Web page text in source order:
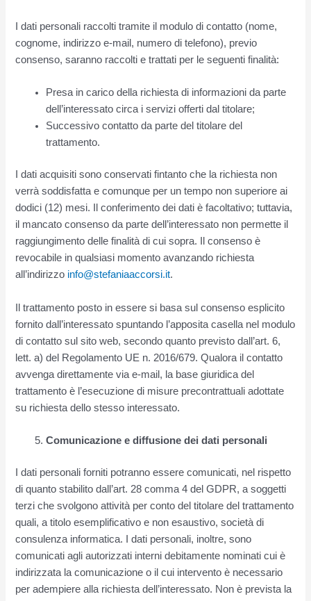
I dati personali raccolti tramite il modulo di contatto (nome,
cognome, indirizzo e-mail, numero di telefono), previo
consenso, saranno raccolti e trattati per le seguenti finalità:
Presa in carico della richiesta di informazioni da parte
dell’interessato circa i servizi offerti dal titolare;
Successivo contatto da parte del titolare del
trattamento.
I dati acquisiti sono conservati fintanto che la richiesta non
verrà soddisfatta e comunque per un tempo non superiore ai
dodici (12) mesi. Il conferimento dei dati è facoltativo; tuttavia,
il mancato consenso da parte dell’interessato non permette il
raggiungimento delle finalità di cui sopra. Il consenso è
revocabile in qualsiasi momento avanzando richiesta
all’indirizzo info@stefaniaaccorsi.it.
Il trattamento posto in essere si basa sul consenso esplicito
fornito dall’interessato spuntando l’apposita casella nel modulo
di contatto sul sito web, secondo quanto previsto dall’art. 6,
lett. a) del Regolamento UE n. 2016/679. Qualora il contatto
avvenga direttamente via e-mail, la base giuridica del
trattamento è l’esecuzione di misure precontrattuali adottate
su richiesta dello stesso interessato.
Comunicazione e diffusione dei dati personali
I dati personali forniti potranno essere comunicati, nel rispetto
di quanto stabilito dall’art. 28 comma 4 del GDPR, a soggetti
terzi che svolgono attività per conto del titolare del trattamento
quali, a titolo esemplificativo e non esaustivo, società di
consulenza informatica. I dati personali, inoltre, sono
comunicati agli autorizzati interni debitamente nominati cui è
indirizzata la comunicazione o il cui intervento è necessario
per adempiere alla richiesta dell’interessato. Non è prevista la